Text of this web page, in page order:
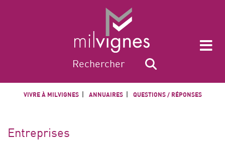
VIVRE À MILVIGNES ANNUAIRES QUESTIONS / RÉPONSES
Entreprises